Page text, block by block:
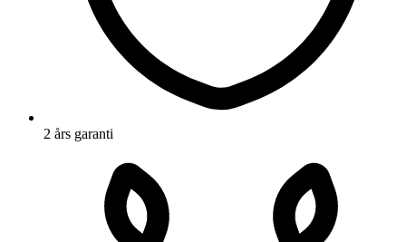
2 års garanti